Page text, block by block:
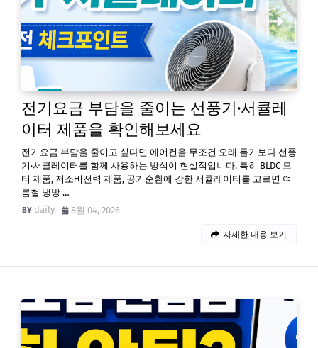
전기요금 부담을 줄이는 선풍기·서큘레
이터 제품을 확인해보세요
전기요금 부담을 줄이고 싶다면 에어컨을 무조건 오래 틀기보다 선풍
기·서큘레이터를 함께 사용하는 방식이 현실적입니다. 특히 BLDC 모
터 제품, 저소비전력 제품, 공기순환에 강한 서큘레이터를 고르면 여
름철 냉방 …
daily
8월 04, 2026
자세한 내용 보기